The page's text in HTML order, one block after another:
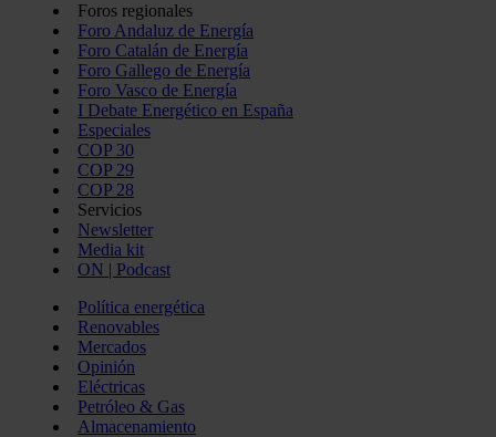
Foros regionales
Foro Andaluz de Energía
Foro Catalán de Energía
Foro Gallego de Energía
Foro Vasco de Energía
I Debate Energético en España
Especiales
COP 30
COP 29
COP 28
Servicios
Newsletter
Media kit
ON | Podcast
Política energética
Renovables
Mercados
Opinión
Eléctricas
Petróleo & Gas
Almacenamiento